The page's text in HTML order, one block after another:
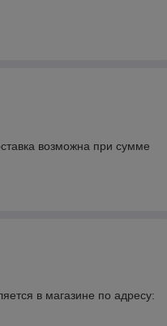
возможна при сумме
в магазине по адресу: